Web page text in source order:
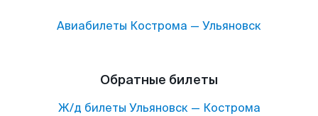
Авиабилеты Кострома — Ульяновск
Обратные билеты
Ж/д билеты Ульяновск— Кострома